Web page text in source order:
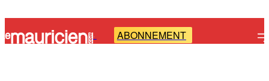
- ABONNEMENT